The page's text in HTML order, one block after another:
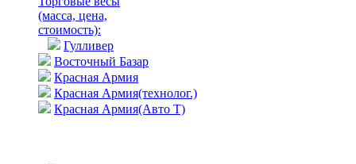
(масса, цена,
стоимость):
Гулливер
Восточный Базар
Красная Армия
Красная Армия(технолог.)
Красная Армия(Авто Т)